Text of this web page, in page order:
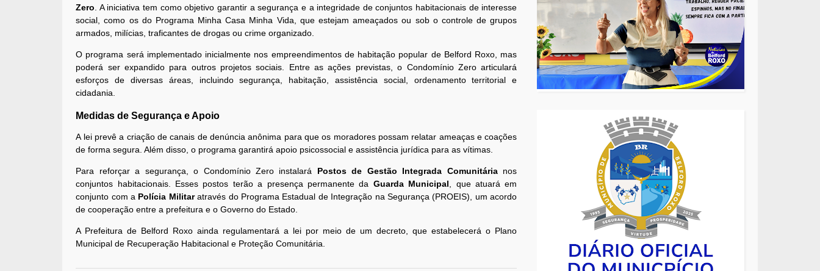
Zero . A iniciativa tem como objetivo garantir a segurança e a integridade de conjuntos habitacionais de interesse
social, como os do Programa Minha Casa Minha Vida, que estejam ameaçados ou sob o controle de grupos
armados, milícias, traficantes de drogas ou crime organizado.
O programa será implementado inicialmente nos empreendimentos de habitação popular de Belford Roxo, mas
poderá ser expandido para outros projetos sociais. Entre as ações previstas, o Condomínio Zero articulará
esforços de diversas áreas, incluindo segurança, habitação, assistência social, ordenamento territorial e
cidadania.
Medidas de Segurança e Apoio
A lei prevê a criação de canais de denúncia anônima para que os moradores possam relatar ameaças e coações
de forma segura. Além disso, o programa garantirá apoio psicossocial e assistência jurídica para as vítimas.
Para reforçar a segurança, o Condomínio Zero instalará Postos de Gestão Integrada Comunitárianos
conjuntos habitacionais. Esses postos terão a presença permanente da Guarda Municipal , que atuará em
conjunto com a Polícia Militaratravés do Programa Estadual de Integração na Segurança (PROEIS), um acordo
de cooperação entre a prefeitura e o Governo do Estado.
A Prefeitura de Belford Roxo ainda regulamentará a lei por meio de um decreto, que estabelecerá o Plano
Municipal de Recuperação Habitacional e Proteção Comunitária.